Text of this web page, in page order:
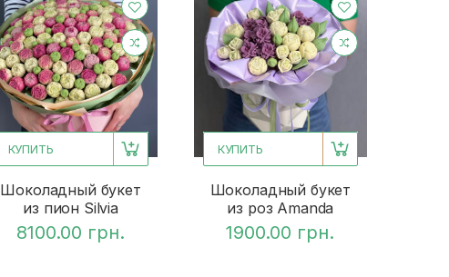
КУПИТЬ
Шоколадный букет
из пион Silvia
8100.00 грн.
КУПИТЬ
Шоколадный букет
из роз Amanda
1900.00 грн.